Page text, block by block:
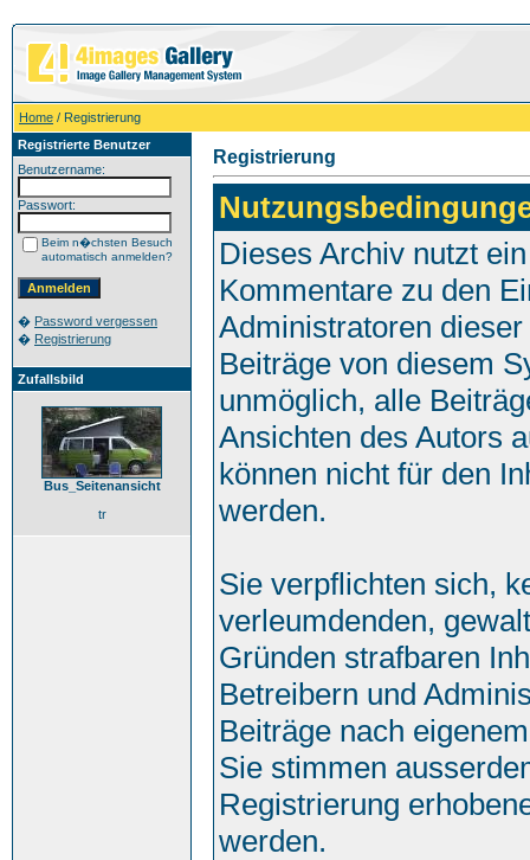
Home / Registrierung
Registrierte Benutzer
Benutzername:
Passwort:
Beim n�chsten Besuch
automatisch anmelden?
� Password vergessen
� Registrierung
Zufallsbild
Bus_Seitenansicht
tr
Registrierung
Dieses Archiv nutzt
Kommentare zu den
Administratoren
Beiträge von diesem
unmöglich, alle
Ansichten des Autors
können nicht für den
werden.
Sie verpflichten sich,
verleumdenden,
Gründen strafbaren
Betreibern und
Beiträge nach
Sie stimmen
Registrierung
werden.